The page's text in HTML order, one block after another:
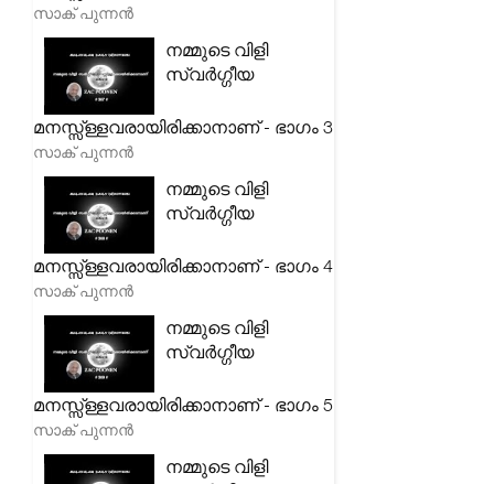
സാക് പുന്നൻ
നമ്മുടെ വിളി
സ്വർഗ്ഗീയ
മനസ്സ്ള്ളവരായിരിക്കാനാണ് - ഭാഗം 3
സാക് പുന്നൻ
നമ്മുടെ വിളി
സ്വർഗ്ഗീയ
മനസ്സ്ള്ളവരായിരിക്കാനാണ് - ഭാഗം 4
സാക് പുന്നൻ
നമ്മുടെ വിളി
സ്വർഗ്ഗീയ
മനസ്സ്ള്ളവരായിരിക്കാനാണ് - ഭാഗം 5
സാക് പുന്നൻ
നമ്മുടെ വിളി